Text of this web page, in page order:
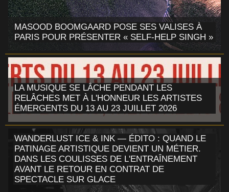
MASOOD BOOMGAARD POSE SES VALISES À
PARIS POUR PRÉSENTER « SELF-HELP SINGH »
LA MUSIQUE SE LÂCHE PENDANT LES
RELÂCHES MET À L'HONNEUR LES ARTISTES
ÉMERGENTS DU 13 AU 23 JUILLET 2026
WANDERLUST ICE & INK — ÉDITO : QUAND LE
PATINAGE ARTISTIQUE DEVIENT UN MÉTIER.
DANS LES COULISSES DE L'ENTRAÎNEMENT
AVANT LE RETOUR EN CONTRAT DE
SPECTACLE SUR GLACE